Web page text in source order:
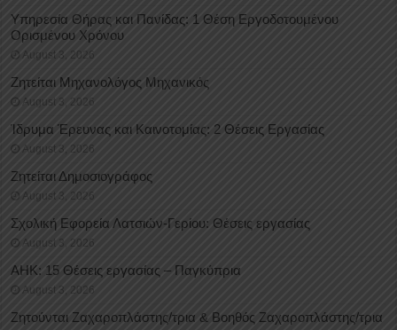
Υπηρεσία Θήρας και Πανίδας: 1 Θέση Eργοδοτουμένου
Oρισμένου Xρόνου
August 3, 2026
Ζητείται Μηχανολόγος Μηχανικός
August 3, 2026
Ίδρυμα Έρευνας και Καινοτομίας: 2 Θέσεις Εργασίας
August 3, 2026
Ζητείται Δημοσιογράφος
August 3, 2026
Σχολική Εφορεία Λατσιών-Γερίου: Θέσεις εργασίας
August 3, 2026
ΑΗΚ: 15 Θέσεις εργασίας – Παγκύπρια
August 3, 2026
Ζητούνται Ζαχαροπλάστης/τρια & Βοηθός Ζαχαροπλάστης/τρια